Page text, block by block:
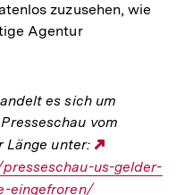
zuzusehen, wie
Agentur
es sich um
vom
Länge unter:
Link:
us-gelder-
eingefroren/